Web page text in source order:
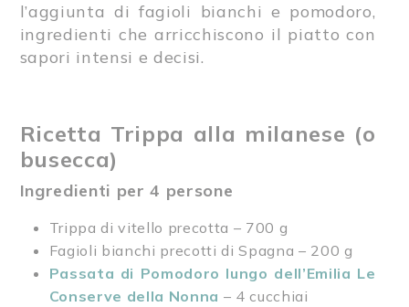
l’aggiunta di fagioli bianchi e pomodoro,
ingredienti che arricchiscono il piatto con
sapori intensi e decisi.
Ricetta Trippa alla milanese (o
busecca)
Ingredienti per 4 persone
Trippa di vitello precotta – 700 g
Fagioli bianchi precotti di Spagna – 200 g
Passata di Pomodoro lungo dell’Emilia Le
Conserve della Nonna – 4 cucchiai